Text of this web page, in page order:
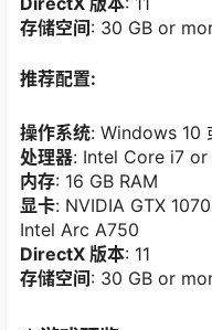
存储空间: 30 GB or
推荐配置:
操作系统: Windows 10
处理器: Intel Core i7
内存: 16 GB RAM
显卡: NVIDIA GTX
Intel Arc A750
DirectX 版本: 11
存储空间: 30 GB or